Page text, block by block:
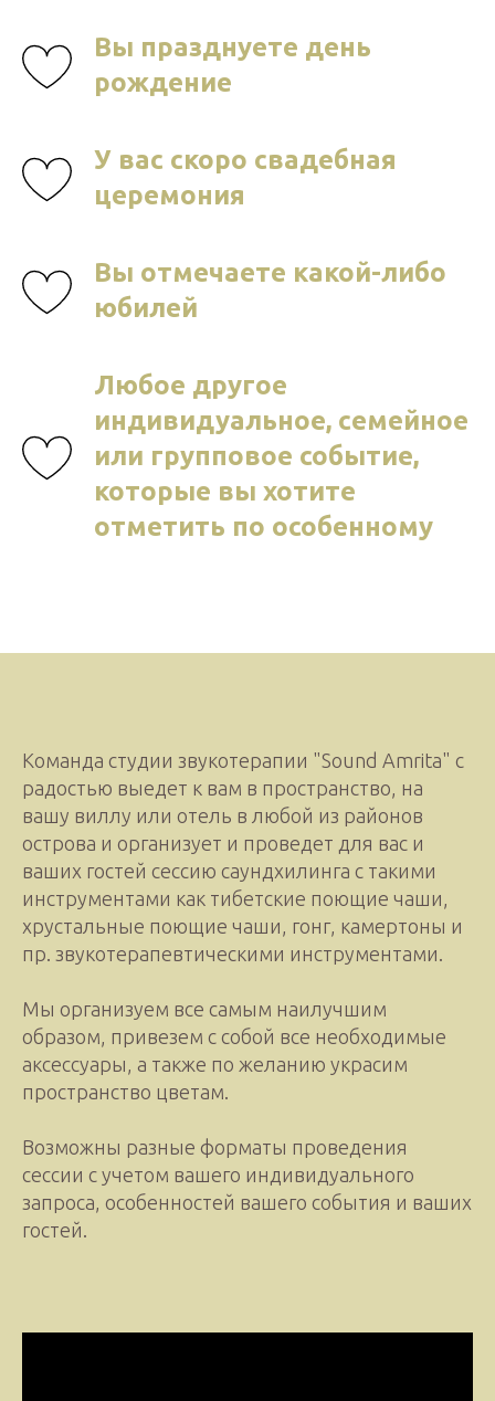
Вы празднуете день
рождение
У вас скоро свадебная
церемония
Вы отмечаете какой-либо
юбилей
Любое другое
индивидуальное, семейное
или групповое событие,
которые вы хотите
отметить по особенному
Команда студии звукотерапии "Sound Amrita" с
радостью выедет к вам в пространство, на
вашу виллу или отель в любой из районов
острова и организует и проведет для вас и
ваших гостей сессию саундхилинга с такими
инструментами как тибетские поющие чаши,
хрустальные поющие чаши, гонг, камертоны и
пр. звукотерапевтическими инструментами.
Мы организуем все самым наилучшим
образом, привезем с собой все необходимые
аксессуары, а также по желанию украсим
пространство цветам.
Возможны разные форматы проведения
сессии с учетом вашего индивидуального
запроса, особенностей вашего события и ваших
гостей.